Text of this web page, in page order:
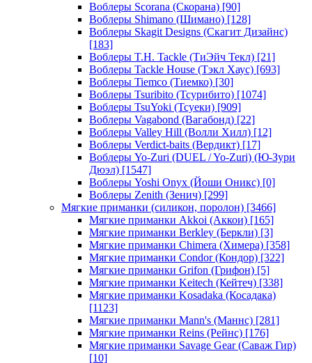
Воблеры Scorana (Скорана) [90]
Воблеры Shimano (Шимано) [128]
Воблеры Skagit Designs (Скагит Дизайнс)
[183]
Воблеры T.H. Tackle (ТиЭйч Текл) [21]
Воблеры Tackle House (Тэкл Хаус) [693]
Воблеры Tiemco (Тиемко) [30]
Воблеры Tsuribito (Тсурибито) [1074]
Воблеры TsuYoki (Тсуеки) [909]
Воблеры Vagabond (Вагабонд) [22]
Воблеры Valley Hill (Волли Хилл) [12]
Воблеры Verdict-baits (Вердикт) [17]
Воблеры Yo-Zuri (DUEL / Yo-Zuri) (Ю-Зури
Дюэл) [1547]
Воблеры Yoshi Onyx (Йоши Оникс) [0]
Воблеры Zenith (Зенич) [299]
Мягкие приманки (силикон, поролон) [3466]
Мягкие приманки Akkoi (Аккои) [165]
Мягкие приманки Berkley (Беркли) [3]
Мягкие приманки Chimera (Химера) [358]
Мягкие приманки Condor (Кондор) [322]
Мягкие приманки Grifon (Грифон) [5]
Мягкие приманки Keitech (Кейтеч) [338]
Мягкие приманки Kosadaka (Косадака)
[1123]
Мягкие приманки Mann's (Маннс) [281]
Мягкие приманки Reins (Рейнс) [176]
Мягкие приманки Savage Gear (Саваж Гир)
[10]